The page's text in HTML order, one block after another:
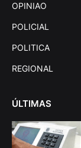
OPINIAO
POLICIAL
POLITICA
REGIONAL
ÚLTIMAS